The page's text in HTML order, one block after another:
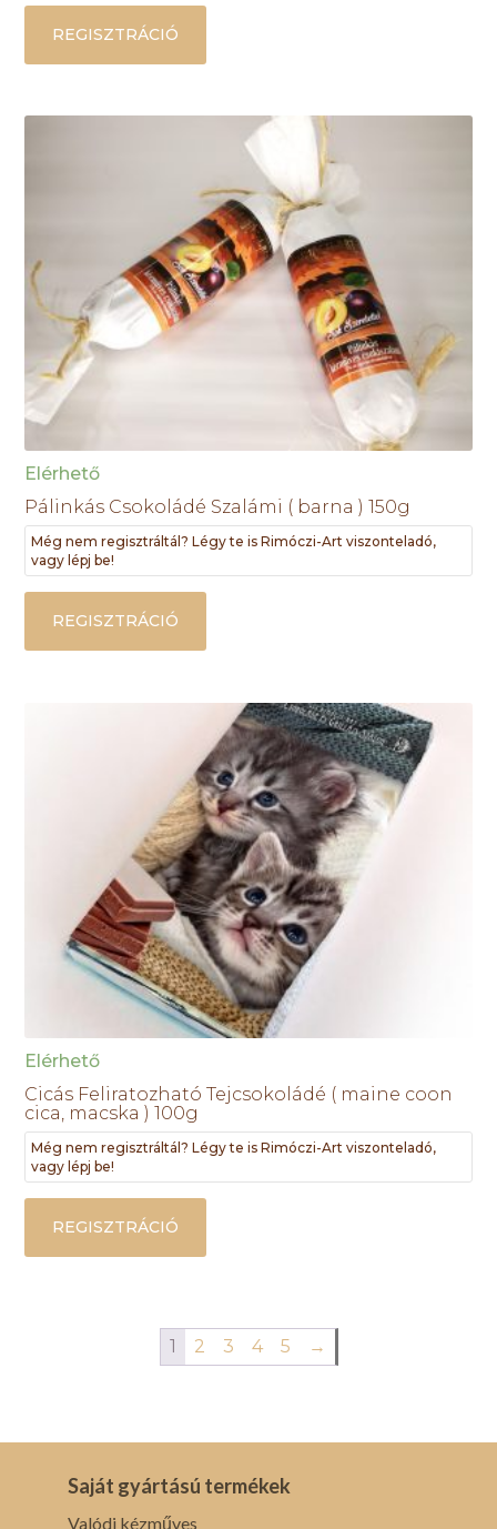
REGISZTRÁCIÓ
Elérhető
Pálinkás Csokoládé Szalámi ( barna ) 150g
Még nem regisztráltál? Légy te is Rimóczi-Art viszonteladó,
vagy lépj be!
REGISZTRÁCIÓ
Elérhető
Cicás Feliratozható Tejcsokoládé ( maine coon
cica, macska ) 100g
Még nem regisztráltál? Légy te is Rimóczi-Art viszonteladó,
vagy lépj be!
REGISZTRÁCIÓ
1 2 3 4 5 →
Saját gyártású termékek
Valódi kézműves